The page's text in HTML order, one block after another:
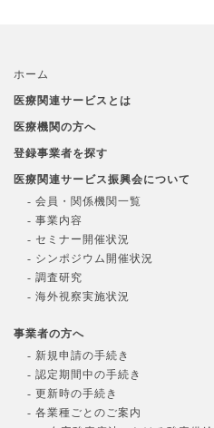
ホーム
医療関連サービスとは
医療機関の方へ
登録事業者を探す
医療関連サービス振興会について
- 会員・関係機関一覧
- 事業内容
- セミナー開催状況
- シンポジウム開催状況
- 調査研究
- 海外視察実施状況
事業者の方へ
- 新規申請の手続き
- 認定期間中の手続き
- 更新時の手続き
- 各業種ごとのご案内